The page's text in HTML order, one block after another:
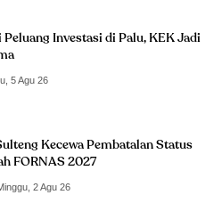
Peluang Investasi di Palu, KEK Jadi
5 Agu 26
Kecewa Pembatalan Status
FORNAS 2027
2 Agu 26